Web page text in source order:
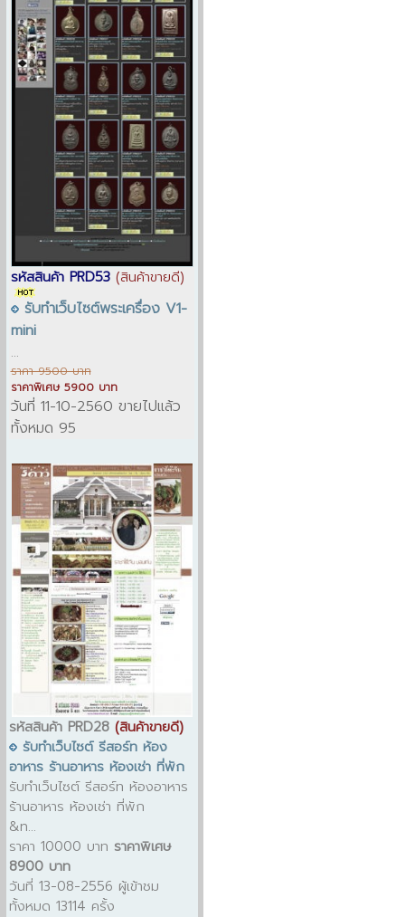
รหัสสินค้า PRD53 (สินค้าขายดี)
รับทำเว็บไซต์พระเครื่อง V1-
mini
...
ราคา 9500 บาท
ราคาพิเศษ 5900 บาท
วันที่ 11-10-2560 ขายไปแล้ว
ทั้งหมด 95
รหัสสินค้า PRD28 (สินค้าขายดี)
รับทำเว็บไซต์ รีสอร์ท ห้อง
อาหาร ร้านอาหาร ห้องเช่า ที่พัก
รับทำเว็บไซต์ รีสอร์ท ห้องอาหาร
ร้านอาหาร ห้องเช่า ที่พัก
&n...
ราคา 10000 บาท ราคาพิเศษ
8900 บาท
วันที่ 13-08-2556 ผู้เข้าชม
ทั้งหมด 13114 ครั้ง